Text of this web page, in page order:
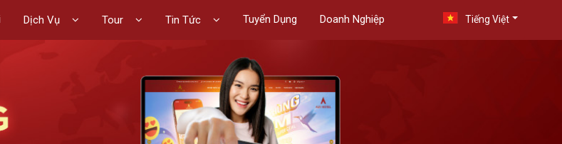
Dịch Vụ Tour Tin Tức Tuyển Dụng Doanh Nghiệp Tiếng Việt